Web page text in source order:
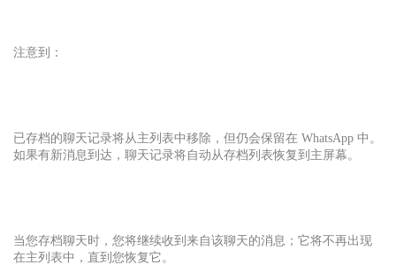
注意到：
已存档的聊天记录将从主列表中移除，但仍会保留在 WhatsApp 中。
如果有新消息到达，聊天记录将自动从存档列表恢复到主屏幕。
当您存档聊天时，您将继续收到来自该聊天的消息；它将不再出现
在主列表中，直到您恢复它。